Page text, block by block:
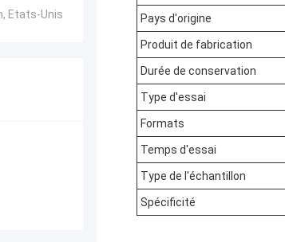
Etats-Unis
Pays d'origine
Produit de fabrication
Durée de conservation
Type d'essai
Formats
Temps d'essai
Type de l'échantillon
Spécificité